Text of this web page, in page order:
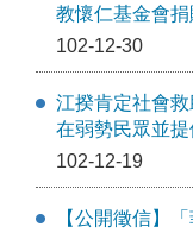
教懷仁基金會
102-12-30
江揆肯定社會
在弱勢民眾並
102-12-19
【公開徵信】